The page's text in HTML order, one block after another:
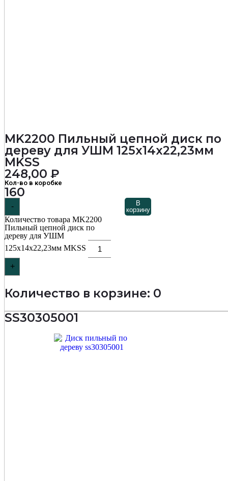
MK2200 Пильный цепной диск по
дереву для УШМ 125х14х22,23мм
MKSS
248,00 ₽
Кол-во в коробке
160
-
Количество товара MK2200
Пильный цепной диск по
дереву для УШМ
125х14х22,23мм MKSS
+
В
корзину
Количество в корзине: 0
SS30305001